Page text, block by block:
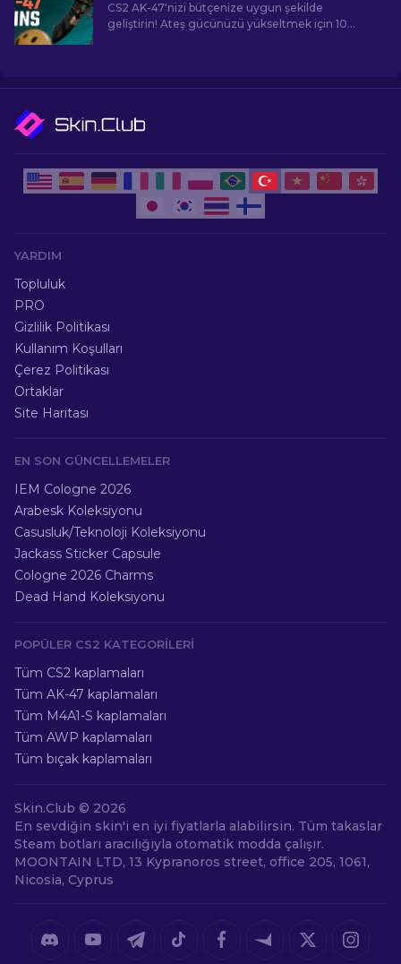
CS2 AK-47'nizi bütçenize uygun şekilde
geliştirin! Ateş gücünüzü yükseltmek için 10
YARDIM
Topluluk
PRO
Gizlilik Politikası
Kullanım Koşulları
Çerez Politikası
Ortaklar
Site Haritası
EN SON GÜNCELLEMELER
IEM Cologne 2026
Arabesk Koleksiyonu
Casusluk/Teknoloji Koleksiyonu
Jackass Sticker Capsule
Cologne 2026 Charms
Dead Hand Koleksiyonu
POPÜLER CS2 KATEGORILERI
Tüm CS2 kaplamaları
Tüm AK-47 kaplamaları
Tüm M4A1-S kaplamaları
Tüm AWP kaplamaları
Tüm bıçak kaplamaları
Skin.Club © 2026
En sevdiğin skin'i en iyi fiyatlarla alabilirsin. Tüm takaslar
Steam botları aracılığıyla otomatik modda çalışır.
MOONTAIN LTD, 13 Kypranoros street, office 205, 1061,
Nicosia, Cyprus